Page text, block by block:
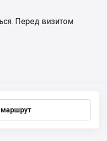
Перед визитом